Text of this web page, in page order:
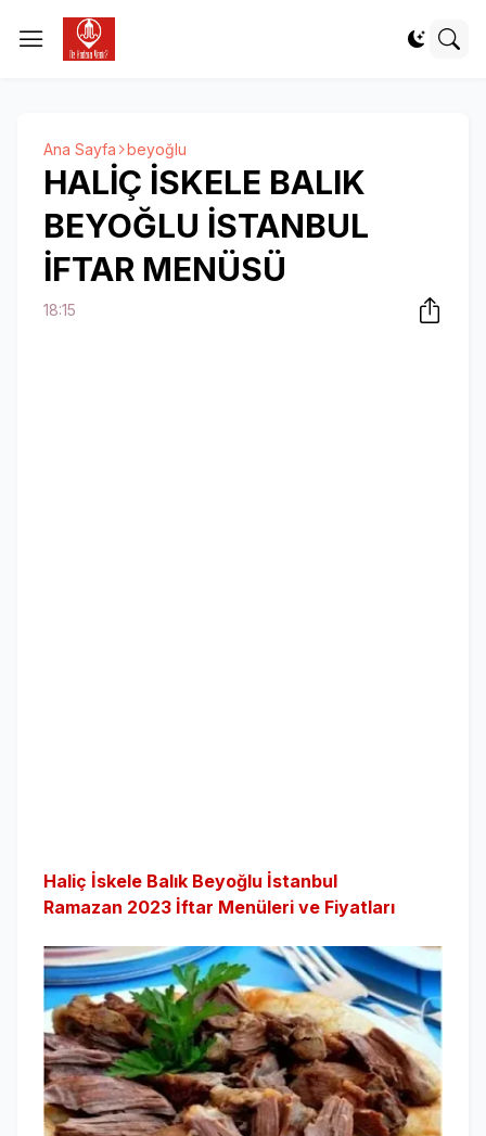
Ana Sayfa beyoğlu
HALİÇ İSKELE BALIK
BEYOĞLU İSTANBUL
İFTAR MENÜSÜ
18:15
Haliç İskele Balık Beyoğlu İstanbul
Ramazan 2023 İftar Menüleri ve Fiyatları